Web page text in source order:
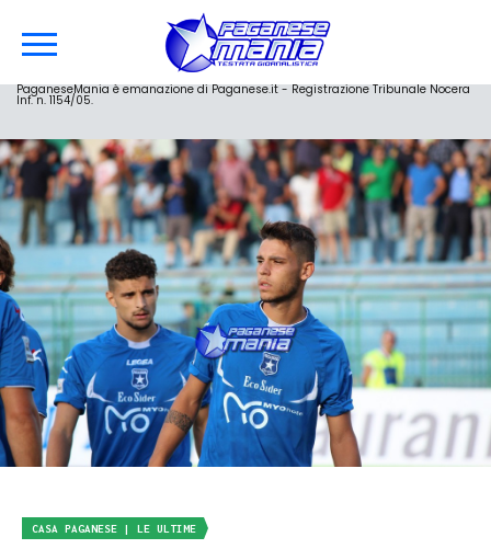
PaganeseMania è emanazione di Paganese.it - Registrazione Tribunale Nocera
Inf. n. 1154/05.
CASA PAGANESE | LE ULTIME